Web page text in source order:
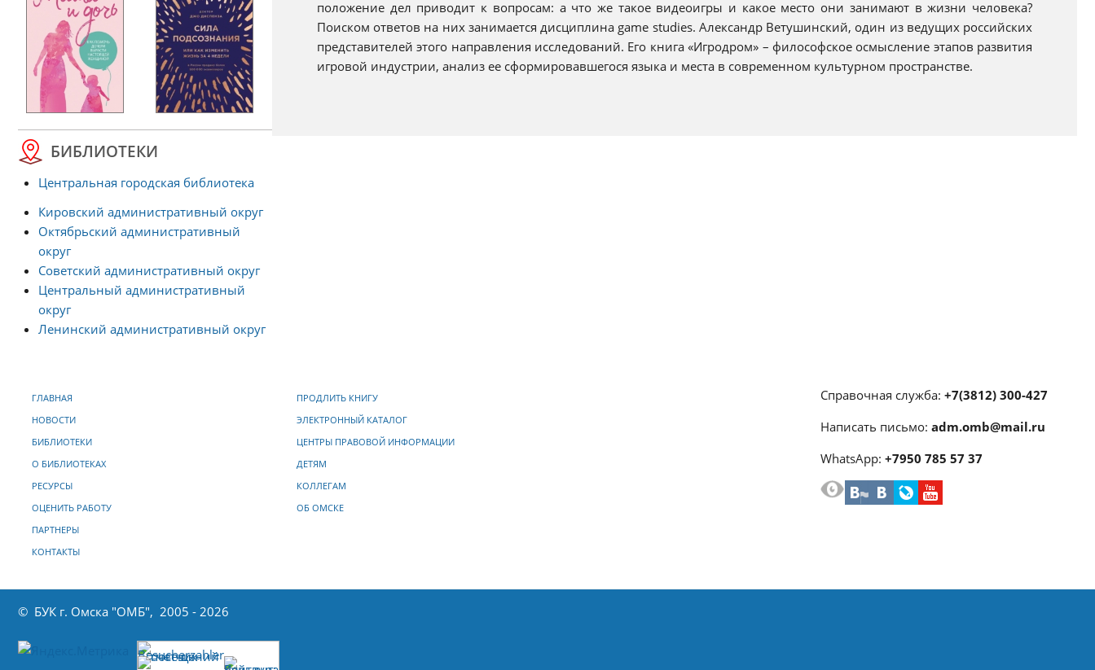
положение дел приводит к вопросам: а что же такое видеоигры и какое место они занимают в жизни человека?
Поиском ответов на них занимается дисциплина game studies. Александр Ветушинский, один из ведущих российских
представителей этого направления исследований. Его книга «Игродром» – философское осмысление этапов развития
игровой индустрии, анализ ее сформировавшегося языка и места в современном культурном пространстве.
БИБЛИОТЕКИ
Центральная городская библиотека
Кировский административный округ
Октябрьский административный
округ
Советский административный округ
Центральный административный
округ
Ленинский административный округ
ГЛАВНАЯ
НОВОСТИ
БИБЛИОТЕКИ
О БИБЛИОТЕКАХ
РЕСУРСЫ
ОЦЕНИТЬ РАБОТУ
ПАРТНЕРЫ
КОНТАКТЫ
ПРОДЛИТЬ КНИГУ
ЭЛЕКТРОННЫЙ КАТАЛОГ
ЦЕНТРЫ ПРАВОВОЙ ИНФОРМАЦИИ
ДЕТЯМ
КОЛЛЕГАМ
ОБ ОМСКЕ
Справочная служба: +7(3812) 300-427
Написать письмо: adm.omb@mail.ru
WhatsApp: +7950 785 57 37
© БУК г. Омска "ОМБ", 2005 - 2026